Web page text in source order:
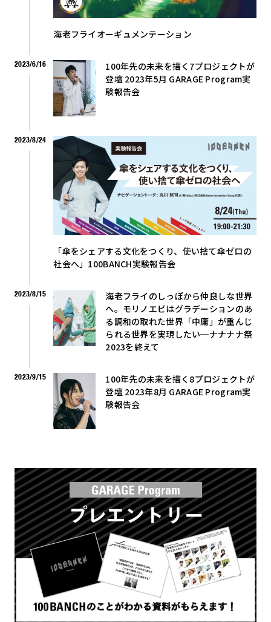
海老フライオーギュメンテーション
2023/6/16
100年先の未来を描く7プロジェクトが
登壇 2023年5月 GARAGE Program実
験報告会
2023/8/24
「傘をシェアする文化をつくり、使い捨て傘ゼロの
社会へ」100BANCH実験報告会
2023/8/15
海老フライのしっぽから仲良しな世界
へ。モリノエビはグラデーションのあ
る調和の取れた世界「中庸」が重んじ
られる世界を実現したい─ナナナナ祭
2023を終えて
2023/9/15
100年先の未来を描く8プロジェクトが
登壇 2023年8月 GARAGE Program実
験報告会